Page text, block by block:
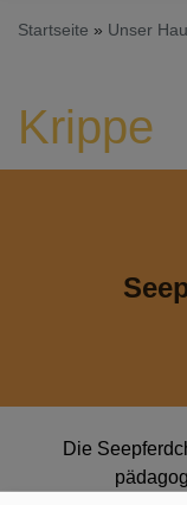
Startseite Unser
Krippe
Die